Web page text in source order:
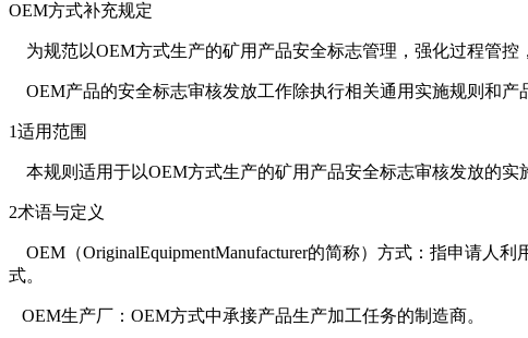
OEM方式补充规定
为规范以OEM方式生产的矿用产品安全标志管理，强化过程管控
OEM产品的安全标志审核发放工作除执行相关通用实施规则和产
1适用范围
本规则适用于以OEM方式生产的矿用产品安全标志审核发放的实
2术语与定义
OEM（OriginalEquipmentManufacturer的简称）方式：指申请人
式。
OEM生产厂：OEM方式中承接产品生产加工任务的制造商。